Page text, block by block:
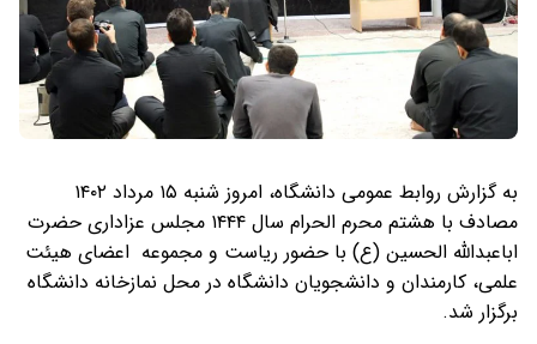
به گزارش روابط عمومی دانشگاه، امروز شنبه ۱۵ مرداد ۱۴۰۲
مصادف با هشتم محرم الحرام سال ۱۴۴۴ مجلس عزاداری حضرت
اباعبدالله الحسین (ع) با حضور ریاست و مجموعه اعضای هیئت
علمی، کارمندان و دانشجویان دانشگاه در محل نمازخانه دانشگاه
برگزار شد.